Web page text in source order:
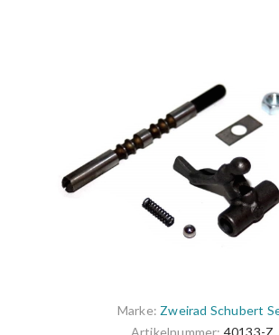
Marke: Zweirad Schubert